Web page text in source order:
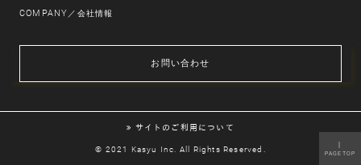
｜
PAGETOP
COMPANY ／会社情報
お問い合わせ
サイトのご利用について
© 2021 Kasyu Inc. All Rights Reserved.